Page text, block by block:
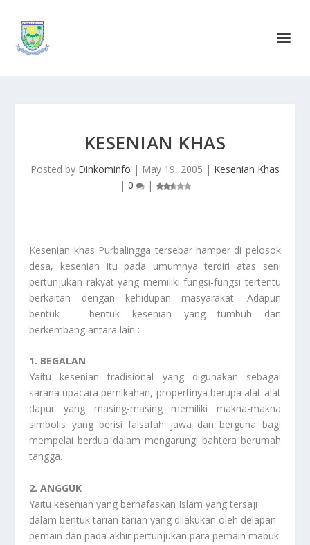
KESENIAN KHAS
Posted by Dinkominfo | May 19, 2005 | Kesenian Khas
| 0 |
Kesenian khas Purbalingga tersebar hamper di pelosok
desa, kesenian itu pada umumnya terdiri atas seni
pertunjukan rakyat yang memiliki fungsi-fungsi tertentu
berkaitan dengan kehidupan masyarakat. Adapun
bentuk – bentuk kesenian yang tumbuh dan
berkembang antara lain :
1. BEGALAN
Yaitu kesenian tradisional yang digunakan sebagai
sarana upacara pernikahan, propertinya berupa alat-alat
dapur yang masing-masing memiliki makna-makna
simbolis yang berisi falsafah jawa dan berguna bagi
mempelai berdua dalam mengarungi bahtera berumah
tangga.
2. ANGGUK
Yaitu kesenian yang bernafaskan Islam yang tersaji
dalam bentuk tarian-tarian yang dilakukan oleh delapan
pemain dan pada akhir pertunjukan para pemain mabuk